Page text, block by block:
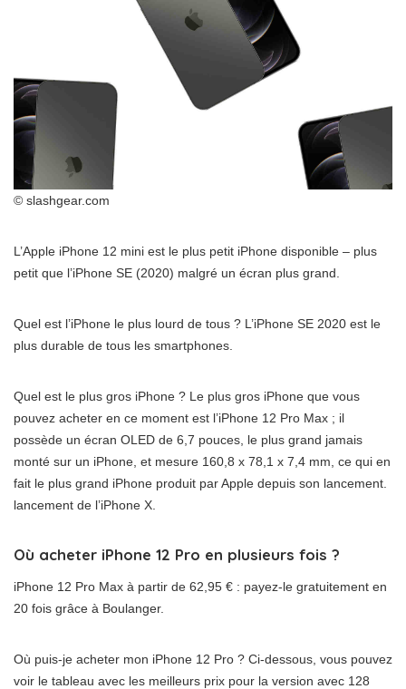
© slashgear.com
L’Apple iPhone 12 mini est le plus petit iPhone disponible – plus
petit que l’iPhone SE (2020) malgré un écran plus grand.
Quel est l’iPhone le plus lourd de tous ? L’iPhone SE 2020 est le
plus durable de tous les smartphones.
Quel est le plus gros iPhone ? Le plus gros iPhone que vous
pouvez acheter en ce moment est l’iPhone 12 Pro Max ; il
possède un écran OLED de 6,7 pouces, le plus grand jamais
monté sur un iPhone, et mesure 160,8 x 78,1 x 7,4 mm, ce qui en
fait le plus grand iPhone produit par Apple depuis son lancement.
lancement de l’iPhone X.
Où acheter iPhone 12 Pro en plusieurs fois ?
iPhone 12 Pro Max à partir de 62,95 € : payez-le gratuitement en
20 fois grâce à Boulanger.
Où puis-je acheter mon iPhone 12 Pro ? Ci-dessous, vous pouvez
voir le tableau avec les meilleurs prix pour la version avec 128